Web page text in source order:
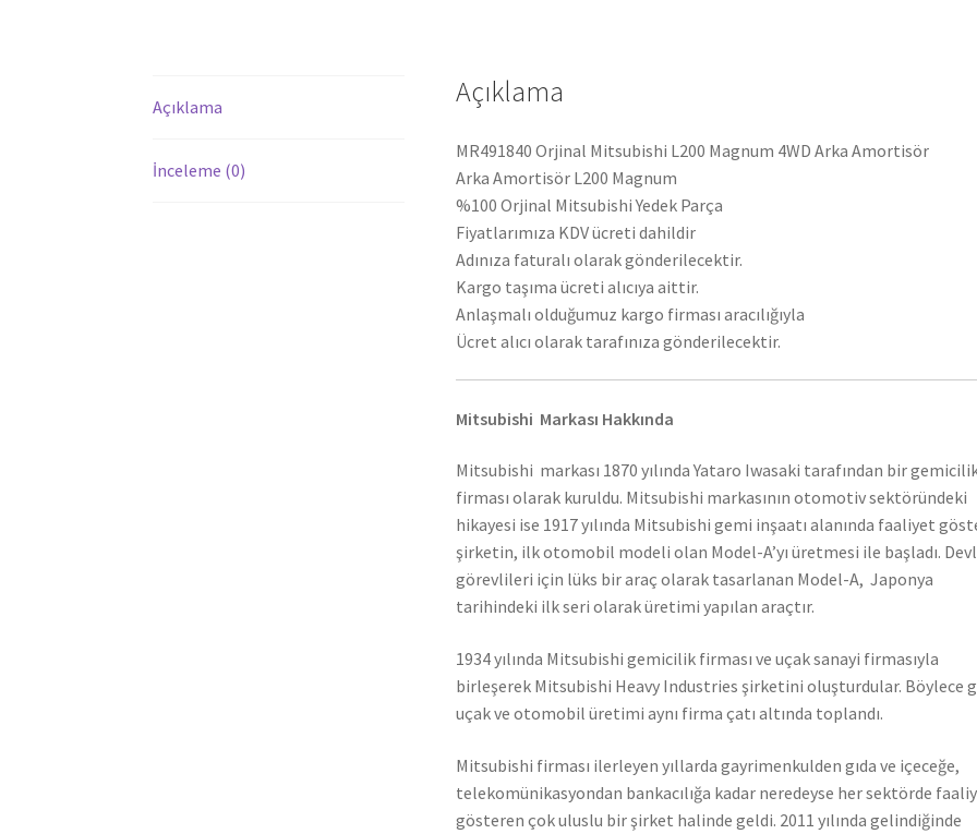
Açıklama
İnceleme (0)
Açıklama
MR491840 Orjinal Mitsubishi L200 Magnum 4WD Arka Amortisör
Arka Amortisör L200 Magnum
%100 Orjinal Mitsubishi Yedek Parça
Fiyatlarımıza KDV ücreti dahildir
Adınıza faturalı olarak gönderilecektir.
Kargo taşıma ücreti alıcıya aittir.
Anlaşmalı olduğumuz kargo firması aracılığıyla
Ücret alıcı olarak tarafınıza gönderilecektir.
Mitsubishi Markası Hakkında
Mitsubishi markası 1870 yılında Yataro Iwasaki tarafından bir
firması olarak kuruldu. Mitsubishi markasının otomotiv sektöründeki
hikayesi ise 1917 yılında Mitsubishi gemi inşaatı alanında faaliyet
şirketin, ilk otomobil modeli olan Model-A’yı üretmesi ile başladı.
görevlileri için lüks bir araç olarak tasarlanan Model-A, Japonya
tarihindeki ilk seri olarak üretimi yapılan araçtır.
1934 yılında Mitsubishi gemicilik firması ve uçak sanayi firmasıyla
birleşerek Mitsubishi Heavy Industries şirketini oluşturdular. Böylece
uçak ve otomobil üretimi aynı firma çatı altında toplandı.
Mitsubishi firması ilerleyen yıllarda gayrimenkulden gıda ve içeceğe,
telekomünikasyondan bankacılığa kadar neredeyse her sektörde
gösteren çok uluslu bir şirket halinde geldi. 2011 yılında gelindiğinde